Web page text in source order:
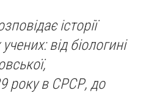
історії
від біологині
року в СРСР, до